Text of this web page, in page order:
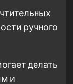
ручного
делать
и